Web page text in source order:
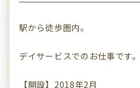
駅から徒歩圏内。
デイサービスでのお仕事です。
【開設】2018年2月